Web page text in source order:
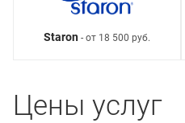
Staron - от 18 500 руб.
Цены услуг